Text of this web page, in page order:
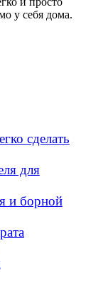
у себя дома.
сделать
для
и борной